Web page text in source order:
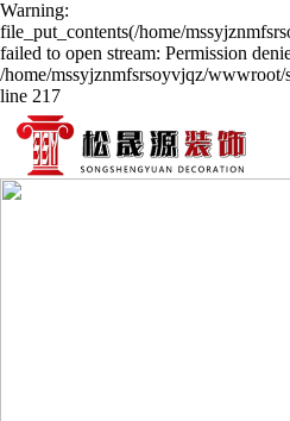
Warning:
file_put_contents(/home/
failed to open stream: Permission
/home/mssyjznmfsrsoyvjqz/wwwroot/
line 217